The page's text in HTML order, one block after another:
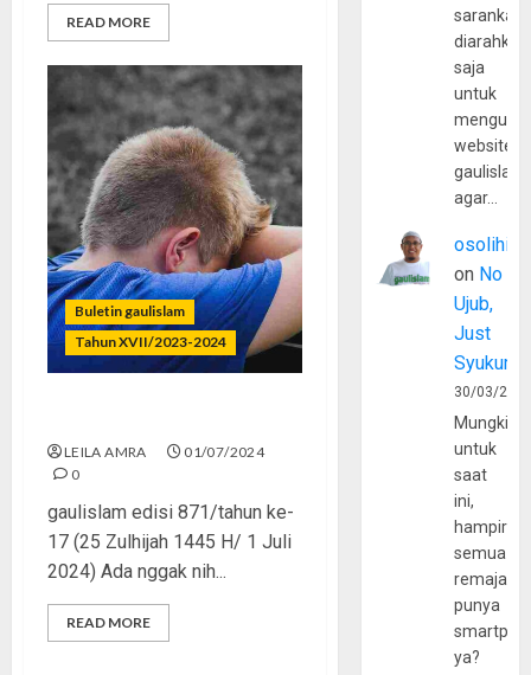
READ MORE
Buletin gaulislam
Tahun XVII/2023-2024
LEILA AMRA
01/07/2024
0
gaulislam edisi 871/tahun ke-
17 (25 Zulhijah 1445 H/ 1 Juli
2024) Ada nggak nih...
READ MORE
sarankan,
diarahkan
saja
untuk
website
agar…
osolihin
on No
Ujub,
Just
Syukur
30/03/
Mungkin
untuk
saat
ini,
hampir
semua
remaja
punya
ya?